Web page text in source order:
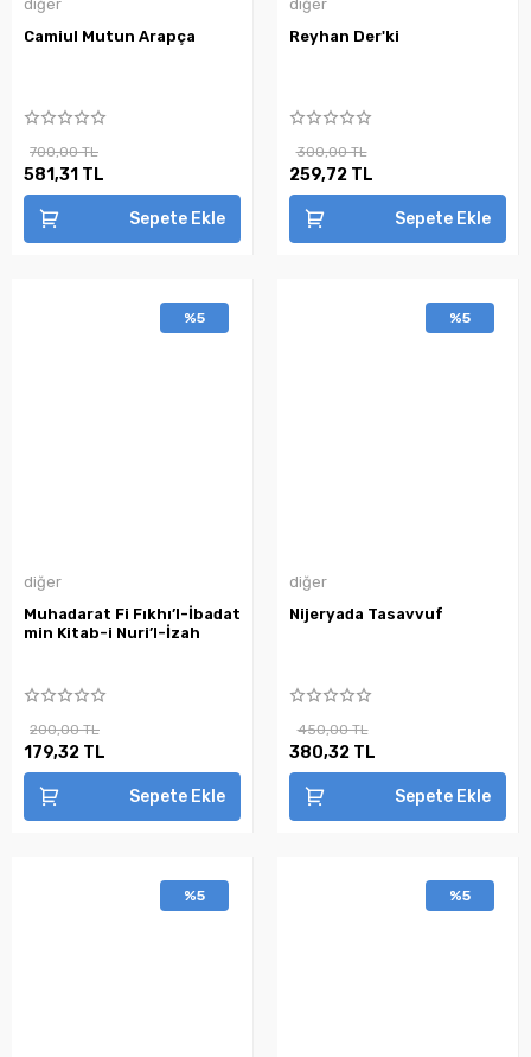
diğer
Camiul Mutun Arapça
700,00 TL
581,31 TL
Sepete Ekle
diğer
Reyhan Der'ki
300,00 TL
259,72 TL
Sepete Ekle
%5
diğer
Muhadarat Fi Fıkhı’l-İbadat
min Kitab-i Nuri’l-İzah
200,00 TL
179,32 TL
Sepete Ekle
%5
diğer
Nijeryada Tasavvuf
450,00 TL
380,32 TL
Sepete Ekle
%5 %5